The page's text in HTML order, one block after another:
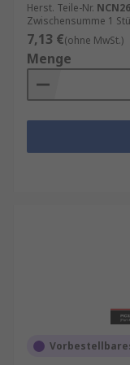
Herst. Teile-Nr.
Zwischensumme 1
7,13 €(ohne MwSt.)
Menge